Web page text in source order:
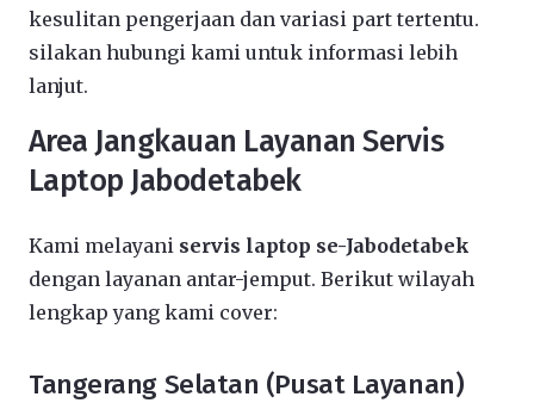
kesulitan pengerjaan dan variasi part tertentu.
silakan hubungi kami untuk informasi lebih
lanjut.
Area Jangkauan Layanan Servis
Laptop Jabodetabek
Kami melayani servis laptop se-Jabodetabek
dengan layanan antar-jemput. Berikut wilayah
lengkap yang kami cover:
Tangerang Selatan (Pusat Layanan)